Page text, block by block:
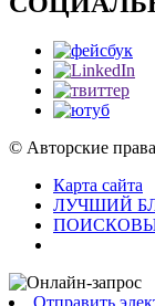
© Авторские
Карта сайта
ЛУЧШИЙ